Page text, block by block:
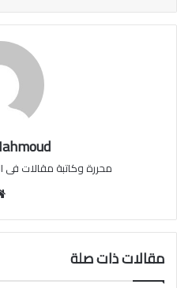
محررة وكاتبة مقالات فى
مقالات ذات صلة